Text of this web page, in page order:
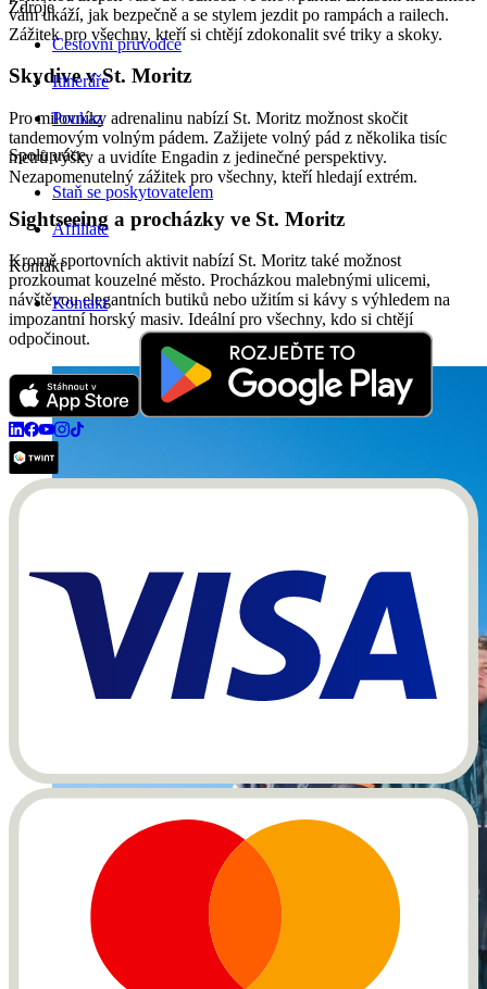
vám ukáží, jak bezpečně a se stylem jezdit po rampách a railech.
Zážitek pro všechny, kteří si chtějí zdokonalit své triky a skoky.
Skydive v St. Moritz
Pro milovníky adrenalinu nabízí St. Moritz možnost skočit
tandemovým volným pádem. Zažijete volný pád z několika tisíc
metrů výšky a uvidíte Engadin z jedinečné perspektivy.
Nezapomenutelný zážitek pro všechny, kteří hledají extrém.
Sightseeing a procházky ve St. Moritz
Kromě sportovních aktivit nabízí St. Moritz také možnost
prozkoumat kouzelné město. Procházkou malebnými ulicemi,
návštěvou elegantních butiků nebo užitím si kávy s výhledem na
impozantní horský masiv. Ideální pro všechny, kdo si chtějí
odpočinout.
Zdroje
Cestovní průvodce
Itineráře
Poukaz
Spolupráce
Staň se poskytovatelem
Affiliate
Kontakt
Kontakt